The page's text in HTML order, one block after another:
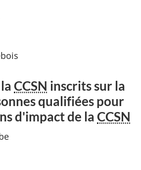
CCSN inscrits sur la
qualifiées pour
d'impact de laCCSN